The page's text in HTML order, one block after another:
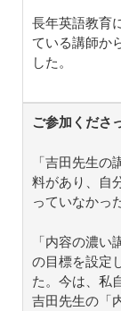
長年英語教育
ている講師か
した。
ご参加くださ
「吉田先生
料があり、自
っていなかっ
「内容の濃
の目標を設定
た。今は、私
吉田先生の「